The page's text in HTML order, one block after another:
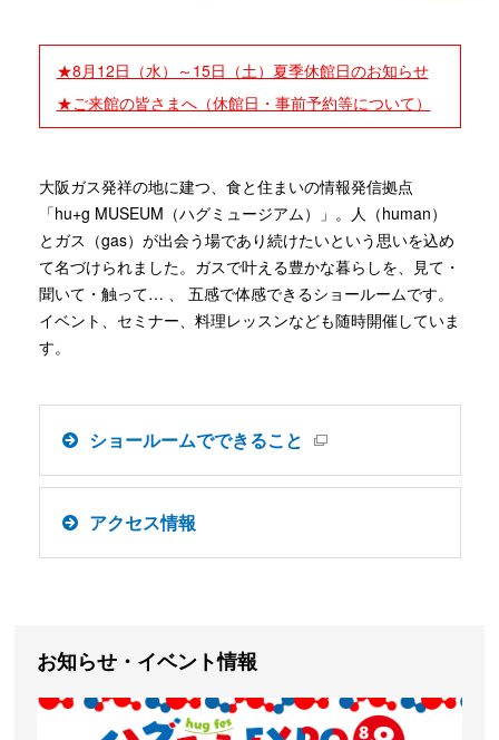
★8月12日（水）～15日（土）夏季休館日のお知らせ
★ご来館の皆さまへ（休館日・事前予約等について）
大阪ガス発祥の地に建つ、食と住まいの情報発信拠点
「hu+g MUSEUM（ハグミュージアム）」。人（human）
とガス（gas）が出会う場であり続けたいという思いを込め
て名づけられました。ガスで叶える豊かな暮らしを、見て・
聞いて・触って… 、 五感で体感できるショールームです。
イベント、セミナー、料理レッスンなども随時開催していま
す。
ショールームでできること
アクセス情報
お知らせ・イベント情報